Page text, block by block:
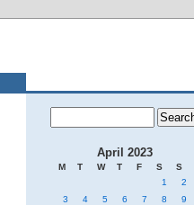
April 2023
M T W T F S
S
1
2
3
4 5 6 7 8
9